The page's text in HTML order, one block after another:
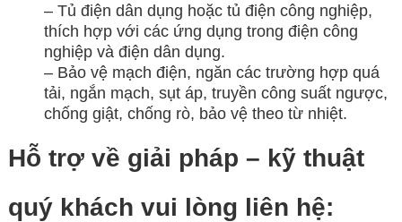
– Tủ điện dân dụng hoặc tủ điện công nghiệp,
thích hợp với các ứng dụng trong điện công
nghiệp và điện dân dụng.
– Bảo vệ mạch điện, ngăn các trường hợp quá
tải, ngắn mạch, sụt áp, truyền công suất ngược,
chống giật, chống rò, bảo vệ theo từ nhiệt.
Hỗ trợ về giải pháp – kỹ thuật
quý khách vui lòng liên hệ: